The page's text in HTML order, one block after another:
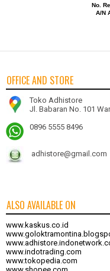
No.
A/N
OFFICE AND STORE
Toko Adhistore
Jl. Babaran No. 101
0896 5555 8496
adhistore@gmail.com
ALSO AVAILABLE ON
www.kaskus.co.id
www.indotrading.com
www.tokopedia.com
www.shopee.com